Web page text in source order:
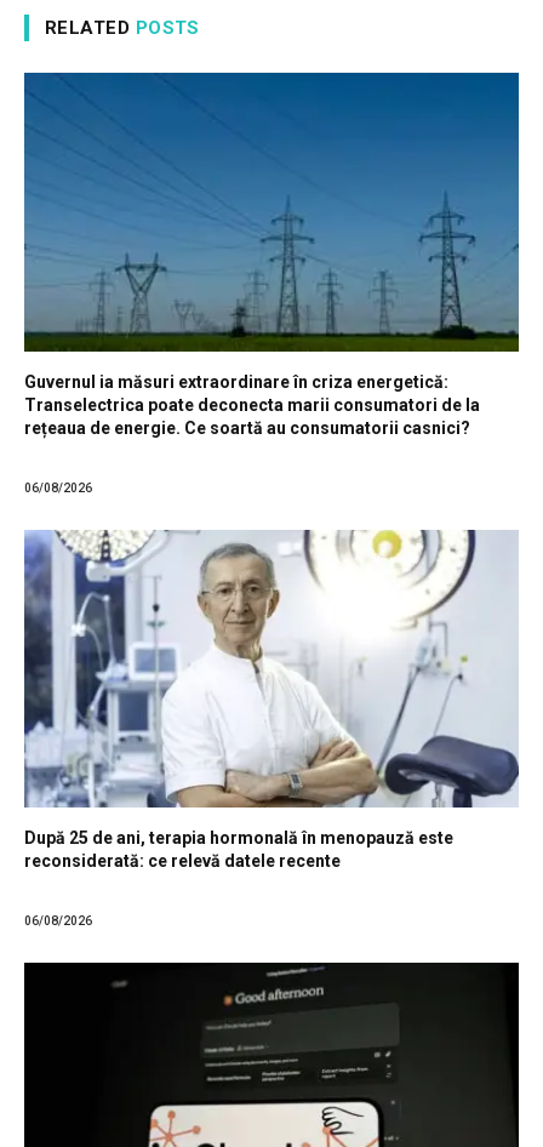
RELATED POSTS
Guvernul ia măsuri extraordinare în criza energetică:
Transelectrica poate deconecta marii consumatori de la
rețeaua de energie. Ce soartă au consumatorii casnici?
06/08/2026
După 25 de ani, terapia hormonală în menopauză este
reconsiderată: ce relevă datele recente
06/08/2026